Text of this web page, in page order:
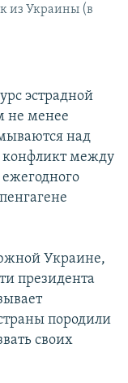
из Украины (в
эстрадной
не менее
над
конфликт между
Украине,
президента
породили
своих